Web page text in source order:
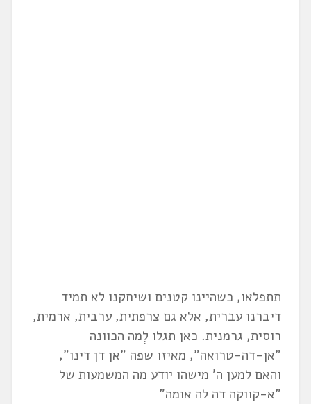
תתפלאו, כשהיינו קטנים ושיחקנו לא תמיד
דיברנו עברית, אלא גם צרפתית, ערבית, ארמית,
רוסית, גרמנית. כאן תגלו לְמה הכוונה
"אן-דה-טרואה", מאיזו שפה "אן דן דינו",
והאם למען ה' מישהו יודע מה המשמעות של
"א-קווקה דה לה אומה"